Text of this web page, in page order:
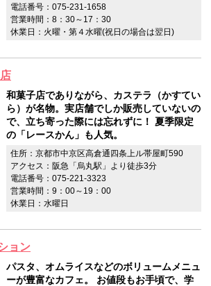
電話番号：075-231-1658
営業時間：8：30～17：30
休業日：火曜・第４水曜(祝日の場合は翌日)
和菓子店でありながら、カステラ（かすてい
ら）が名物。実店舗でしか販売していないの
で、立ち寄った際には忘れずに！ 夏季限定
の「レースかん」も人気。
住所：京都市中京区高倉通四条上ル帯屋町590
アクセス：阪急「烏丸駅」より徒歩3分
電話番号：075-221-3323
営業時間：9：00～19：00
休業日：水曜日
ョン
パスタ、オムライスなどのボリュームメニュ
ーが豊富なカフェ。 お値段もお手頃で、学